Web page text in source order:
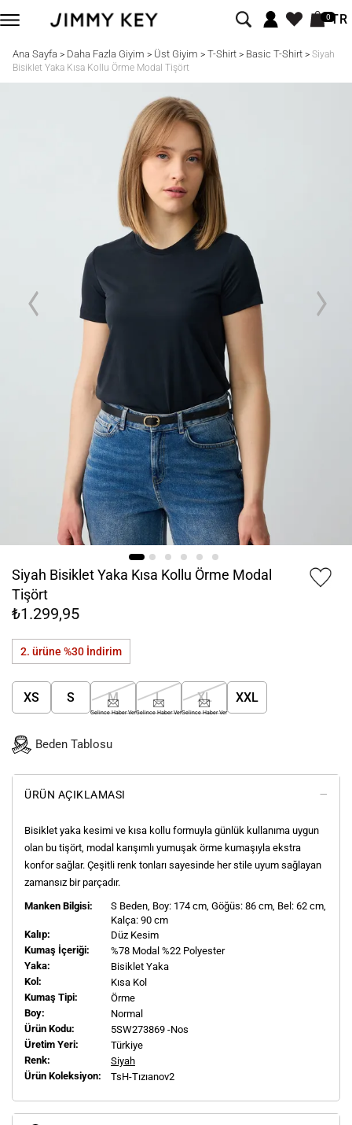
0TR
Ana Sayfa > Daha Fazla Giyim > Üst Giyim > T-Shirt> Basic T-Shirt> Siyah
Bisiklet Yaka Kısa Kollu Örme Modal Tişört
Siyah Bisiklet Yaka Kısa Kollu Örme Modal
Tişört
₺1.299,95
2. ürüne %30 İndirim
XS S M
Gelince Haber Ver
L
Gelince Haber Ver
XL
Gelince Haber Ver
XXL
Beden Tablosu
ÜRÜN AÇIKLAMASI
Bisiklet yaka kesimi ve kısa kollu formuyla günlük kullanıma uygun
olan bu tişört, modal karışımlı yumuşak örme kumaşıyla ekstra
konfor sağlar. Çeşitli renk tonları sayesinde her stile uyum sağlayan
zamansız bir parçadır.
Manken Bilgisi:
S Beden, Boy: 174 cm, Göğüs: 86 cm, Bel: 62 cm,
Kalça: 90 cm
Kalıp:
Düz Kesim
Kumaş İçeriği:
%78 Modal %22 Polyester
Yaka:
Bisiklet Yaka
Kol:
Kısa Kol
Kumaş Tipi:
Örme
Boy:
Normal
Ürün Kodu:
5SW273869 -Nos
Üretim Yeri:
Türkiye
Renk:
Siyah
Ürün Koleksiyon:
TsH-Tızıanov2